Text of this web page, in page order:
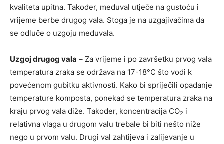
kvaliteta upitna. Također, međuval utječe na gustoću i
vrijeme berbe drugog vala. Stoga je na uzgajivačima da
se odluče o uzgoju međuvala.
Uzgoj drugog vala – Za vrijeme i po završetku prvog vala
temperatura zraka se održava na 17-18°C što vodi k
povećenom gubitku aktivnosti. Kako bi spriječili opadanje
temperature komposta, ponekad se temperatura zraka na
kraju prvog vala diže. Također, koncentracija CO2 i
relativna vlaga u drugom valu trebale bi biti nešto niže
nego u prvom valu. Drugi val zahtijeva i zalijevanje u